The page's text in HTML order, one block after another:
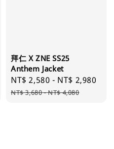
拜仁 X ZNE SS25
Anthem Jacket
Sale
price
NT$ 2,580 - NT$ 2,980
NT$ 3,680-NT$ 4,080